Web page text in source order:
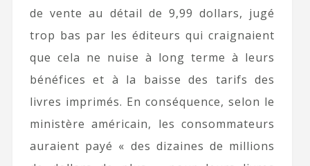
de vente au détail de 9,99 dollars, jugé
trop bas par les éditeurs qui craignaient
que cela ne nuise à long terme à leurs
bénéfices et à la baisse des tarifs des
livres imprimés. En conséquence, selon le
ministère américain, les consommateurs
auraient payé « des dizaines de millions